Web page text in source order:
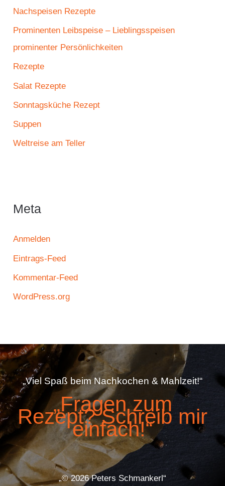
Nachspeisen Rezepte
Prominenten Leibspeise – Lieblingsspeisen
prominenter Persönlichkeiten
Rezepte
Salat Rezepte
Sonntagsküche Rezept
Suppen
Weltreise am Teller
Meta
Anmelden
Eintrags-Feed
Kommentar-Feed
WordPress.org
„Viel Spaß beim Nachkochen & Mahlzeit!“
„Fragen zum
Rezept? Schreib mir
einfach!“
„© 2026 Peters Schmankerl“